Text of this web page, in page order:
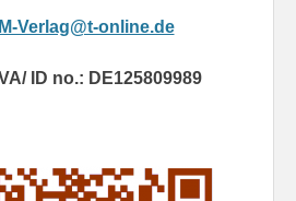
Verlag@t-online.de
ID no.: DE125809989